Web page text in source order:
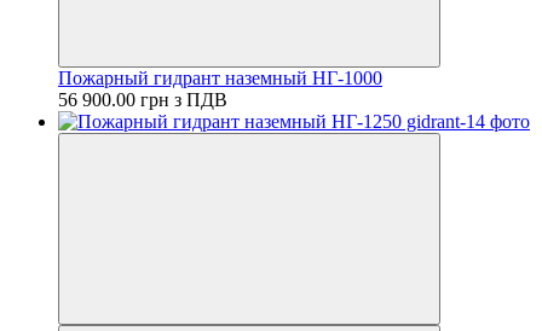
Пожарный гидрант наземный НГ-1000
56 900.00 грн з ПДВ